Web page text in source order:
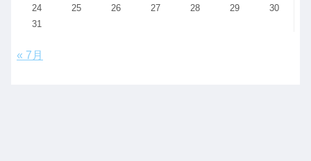
24
25 26 27 28 29
30
31
« 7月